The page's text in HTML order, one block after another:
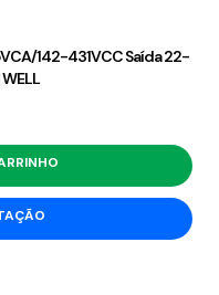
142-431VCC Saída 22-